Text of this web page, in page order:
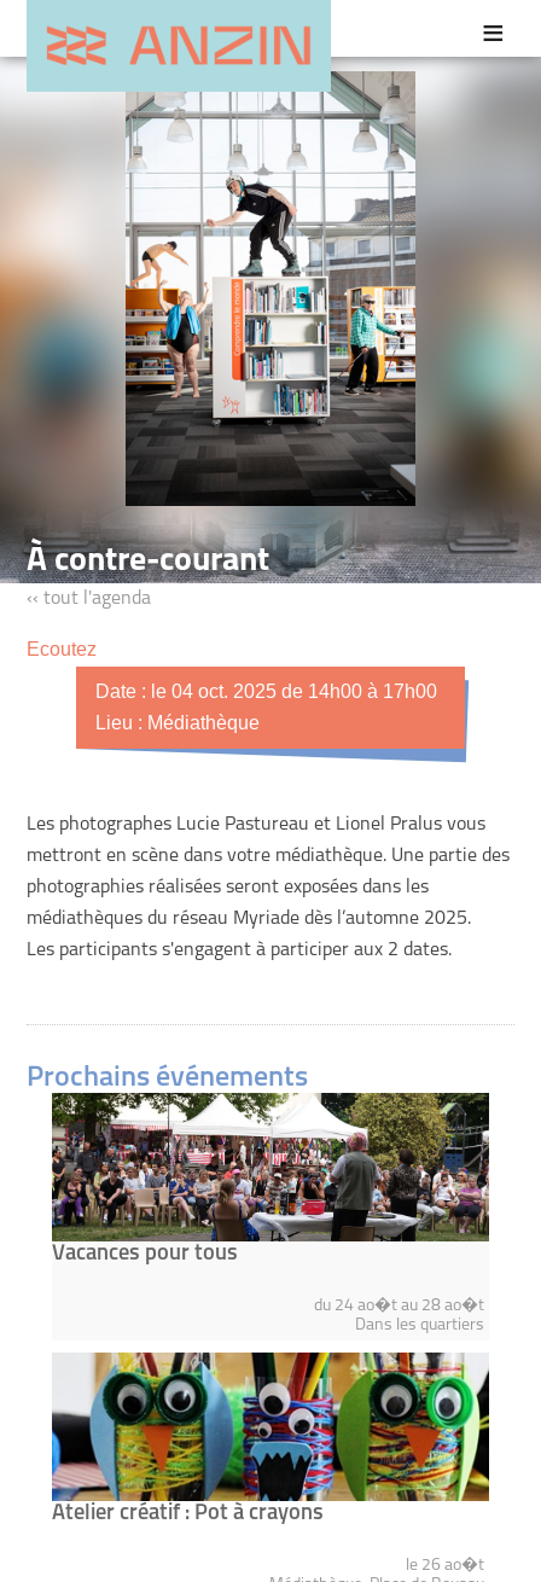
À contre-courant
‹‹ tout l'agenda
Ecoutez
Date : le 04 oct. 2025 de 14h00 à 17h00
Lieu : Médiathèque
Les photographes Lucie Pastureau et Lionel Pralus vous
mettront en scène dans votre médiathèque. Une partie des
photographies réalisées seront exposées dans les
médiathèques du réseau Myriade dès l’automne 2025.
Les participants s'engagent à participer aux 2 dates.
Prochains événements
Vacances pour tous
du 24 ao�t au 28 ao�t
Dans les quartiers
Atelier créatif : Pot à crayons
le 26 ao�t